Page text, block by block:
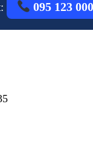
095 123